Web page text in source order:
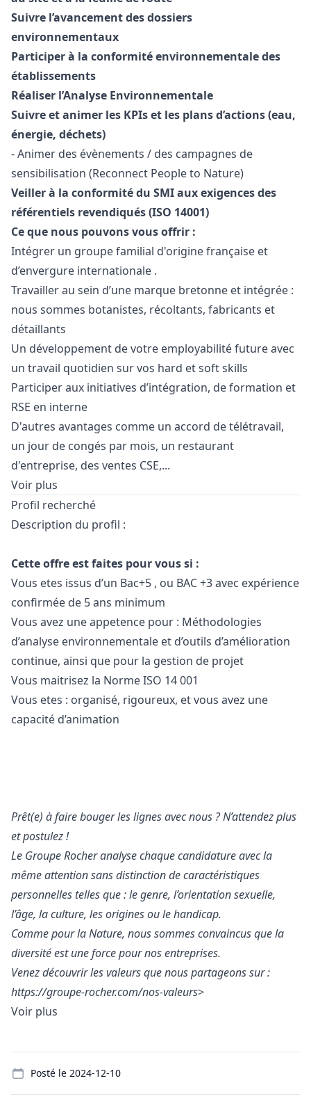
Suivre l’avancement des dossiers
environnementaux
Participer à la conformité environnementale des
établissements
Réaliser l’Analyse Environnementale
Suivre et animer les KPIs et les plans d’actions (eau,
énergie, déchets)
- Animer des évènements / des campagnes de
sensibilisation (Reconnect People to Nature)
Veiller à la conformité du SMI aux exigences des
référentiels revendiqués (ISO 14001)
Ce que nous pouvons vous offrir :
Intégrer un groupe familial d'origine française et
d’envergure internationale .
Travailler au sein d’une marque bretonne et intégrée :
nous sommes botanistes, récoltants, fabricants et
détaillants
Un développement de votre employabilité future avec
un travail quotidien sur vos hard et soft skills
Participer aux initiatives d’intégration, de formation et
RSE en interne
D'autres avantages comme un accord de télétravail,
un jour de congés par mois, un restaurant
d'entreprise, des ventes CSE,...
Voir plus
Profil recherché
Description du profil :
Cette offre est faites pour vous si :
Vous etes issus d’un Bac+5 , ou BAC +3 avec expérience
confirmée de 5 ans minimum
Vous avez une appetence pour : Méthodologies
d’analyse environnementale et d’outils d’amélioration
continue, ainsi que pour la gestion de projet
Vous maitrisez la Norme ISO 14 001
Vous etes : organisé, rigoureux, et vous avez une
capacité d’animation
Prêt(e) à faire bouger les lignes avec nous ? N’attendez plus
et postulez !
Le Groupe Rocher analyse chaque candidature avec la
même attention sans distinction de caractéristiques
personnelles telles que : le genre, l’orientation sexuelle,
l’âge, la culture, les origines ou le handicap.
Comme pour la Nature, nous sommes convaincus que la
diversité est une force pour nos entreprises.
Venez découvrir les valeurs que nous partageons sur :
https://groupe-rocher.com/nos-valeurs>
Voir plus
Posté le 2024-12-10